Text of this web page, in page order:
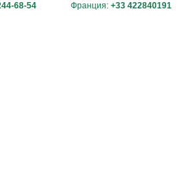
68-54 Франция: +33 422840191